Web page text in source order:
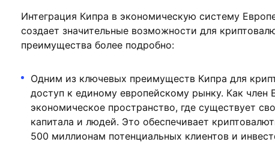
Интеграция Кипра в экономическую систему
создает значительные возможности для
преимущества более подробно:
Одним из ключевых преимуществ Кипра для
доступ к единому европейскому рынку. Как
экономическое пространство, где существует
капитала и людей. Это обеспечивает
500 миллионам потенциальных клиентов и